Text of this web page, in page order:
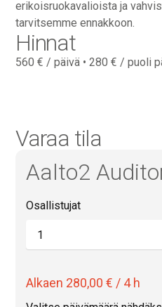
erikoisruokavalioista ja
tarvitsemme ennakkoon.
Hinnat
560 € / päivä • 280 € / puoli
Varaa tila